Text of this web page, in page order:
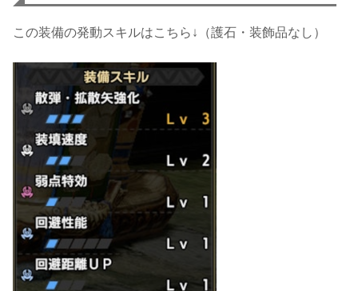
この装備の発動スキルはこちら↓（護石・装飾品なし）